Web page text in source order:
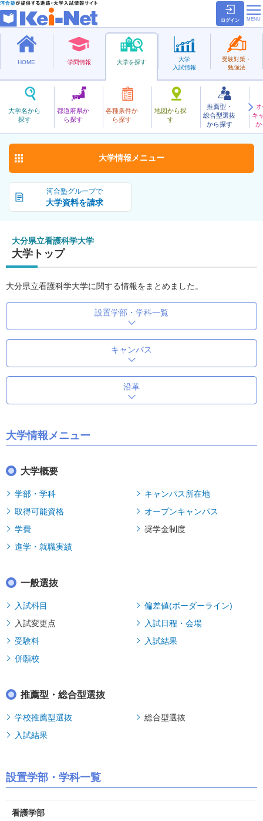
ログイン
HOME 学問情報 大学を探す
大学名から
探す
都道府県か
ら探す
各種条件か
ら探す
地図から探
す
推薦型・
総合型選抜
から探す
キ
か
大学
入試情報
受験対策・
勉強法
公立
おおいたけんりつかんごかがく
大分県立看護科学大学 お気に入り
河合塾グループで
大学資料を請求
大学情報 メニュー
大分県立看護科学大学
大学トップ
大分県立看護科学大学に関する情報をまとめました。
設置学部・学科一覧
キャンパス
沿革
大学情報メニュー
大学概要
学部・学科
キャンパス所在地
取得可能資格
オープンキャンパス
学費
奨学金制度
進学・就職実績
一般選抜
入試科目
偏差値(ボーダーライン)
入試変更点
入試日程・会場
受験料
入試結果
併願校
推薦型・総合型選抜
学校推薦型選抜
総合型選抜
入試結果
設置学部・学科一覧
看護学部